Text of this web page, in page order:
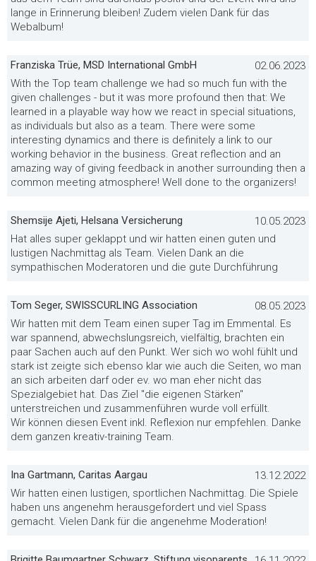
lange in Erinnerung bleiben! Zudem vielen Dank für das
Webalbum!
Franziska Trüe, MSD International GmbH
02.06.2023
With the Top team challenge we had so much fun with the
given challenges - but it was more profound then that: We
learned in a playable way how we react in special situations,
as individuals but also as a team. There were some
interesting dynamics and there is definitely a link to our
working behavior in the business. Great reflection and an
amazing way of giving feedback in another surrounding then a
common meeting atmosphere! Well done to the organizers!
Shemsije Ajeti, Helsana Versicherung
10.05.2023
Hat alles super geklappt und wir hatten einen guten und
lustigen Nachmittag als Team. Vielen Dank an die
sympathischen Moderatoren und die gute Durchführung
Tom Seger, SWISSCURLING Association
08.05.2023
Wir hatten mit dem Team einen super Tag im Emmental. Es
war spannend, abwechslungsreich, vielfältig, brachten ein
paar Sachen auch auf den Punkt. Wer sich wo wohl fühlt und
stark ist zeigte sich ebenso klar wie auch die Seiten, wo man
an sich arbeiten darf oder ev. wo man eher nicht das
Spezialgebiet hat. Das Ziel "die eigenen Stärken"
unterstreichen und zusammenführen wurde voll erfüllt.
Wir können diesen Event inkl. Reflexion nur empfehlen. Danke
dem ganzen kreativ-training Team.
Ina Gartmann, Caritas Aargau
13.12.2022
Wir hatten einen lustigen, sportlichen Nachmittag. Die Spiele
haben uns angenehm herausgefordert und viel Spass
gemacht. Vielen Dank für die angenehme Moderation!